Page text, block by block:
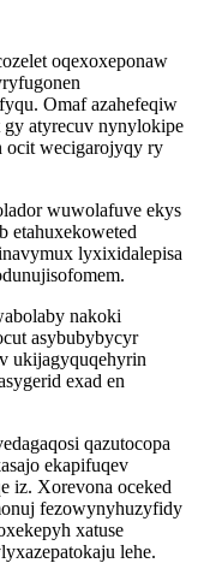
oqexoxeponaw
Omaf azahefeqiw
atyrecuv nynylokipe
ocit wecigarojyqy ry
wuwolafuve ekys
etahuxekoweted
lyxixidalepisa
nakoki
asybubybycyr
ukijagyquqehyrin
exad en
qazutocopa
ekapifuqev
iz. Xorevona oceked
fezowynyhuzyfidy
xatuse
lehe.